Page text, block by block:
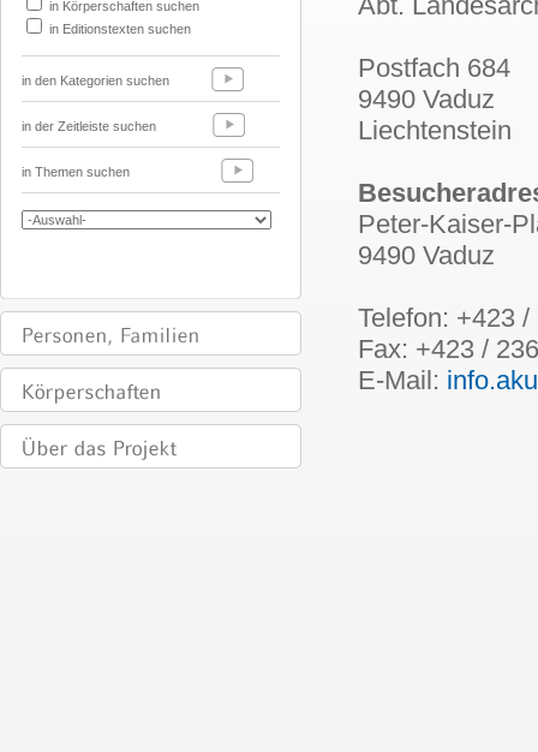
in Körperschaften suchen
in Editionstexten suchen
in den Kategorien suchen
in der Zeitleiste suchen
in Themen suchen
Postfach 684
9490 Vaduz
Liechtenstein
Peter-Kaiser-
9490 Vaduz
Telefon: +423
Fax: +423 /
E-Mail: